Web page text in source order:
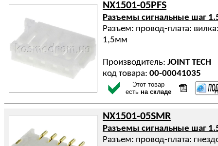
NX1501-05PFS
Разъемы сигнальные шаг
Разъем: провод-плата:
1,5мм
Производитель: JOINT TECH
код товара: 00-00041035
Этот товар
есть на складе
NX1501-05SMR
Разъемы сигнальные шаг
Разъем: провод-плата: